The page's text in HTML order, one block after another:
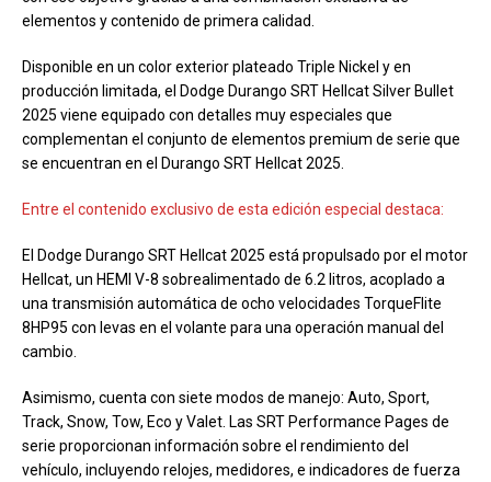
elementos y contenido de primera calidad.
Disponible en un color exterior plateado Triple Nickel y en
producción limitada, el Dodge Durango SRT Hellcat Silver Bullet
2025 viene equipado con detalles muy especiales que
complementan el conjunto de elementos premium de serie que
se encuentran en el Durango SRT Hellcat 2025.
Entre el contenido exclusivo de esta edición especial destaca:
El Dodge Durango SRT Hellcat 2025 está propulsado por el motor
Hellcat, un HEMI V-8 sobrealimentado de 6.2 litros, acoplado a
una transmisión automática de ocho velocidades TorqueFlite
8HP95 con levas en el volante para una operación manual del
cambio.
Asimismo, cuenta con siete modos de manejo: Auto, Sport,
Track, Snow, Tow, Eco y Valet. Las SRT Performance Pages de
serie proporcionan información sobre el rendimiento del
vehículo, incluyendo relojes, medidores, e indicadores de fuerza